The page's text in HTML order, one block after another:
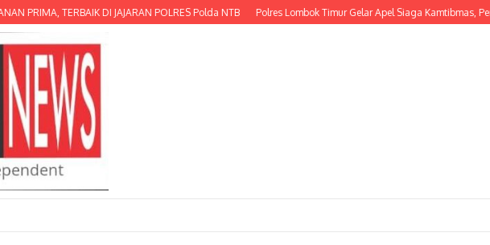
TERBAIK DI JAJARAN POLRES Polda NTB Polres Lombok Timur Gelar Apel Siaga Kamtibmas, Perkuat